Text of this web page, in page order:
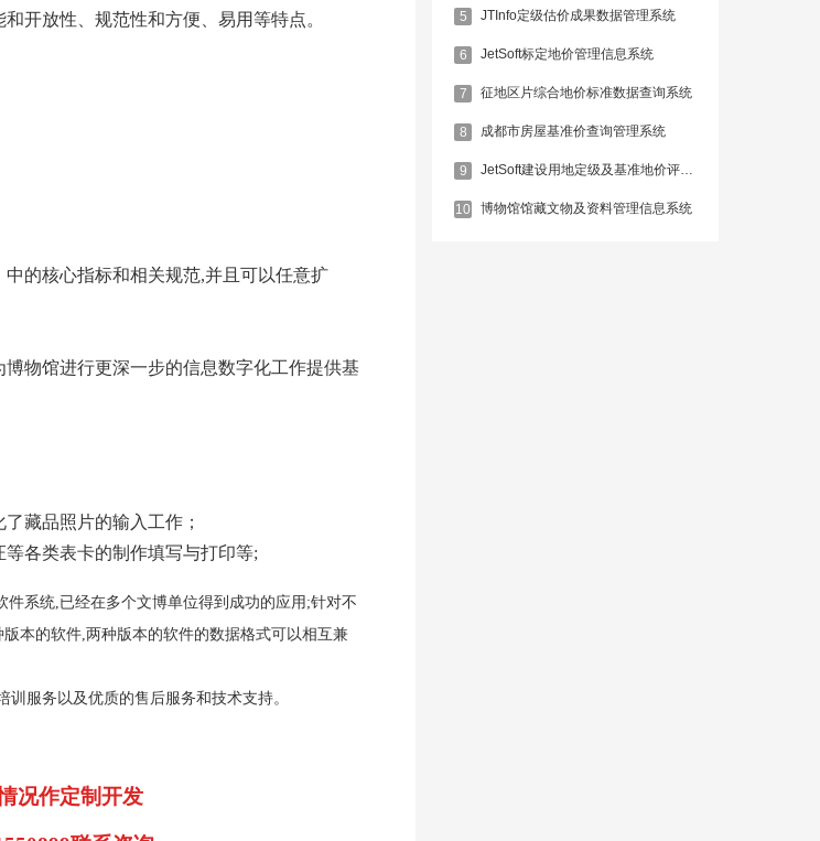
5 JTInfo定级估价成果数据管理系统
6 JetSoft标定地价管理信息系统
7 征地区片综合地价标准数据查询系统
8 成都市房屋基准价查询管理系统
9 JetSoft建设用地定级及基准地价评估信息系统
10 博物馆馆藏文物及资料管理信息系统
开放性、规范性和方便、易用等特点。
的核心指标和相关规范,并且可以任意扩
物馆进行更深一步的信息数字化工作提供基
藏品照片的输入工作；
各类表卡的制作填写与打印等;
系统,已经在多个文博单位得到成功的应用;针对不
本的软件,两种版本的软件的数据格式可以相互兼
服务以及优质的售后服务和技术支持。
况作定制开发